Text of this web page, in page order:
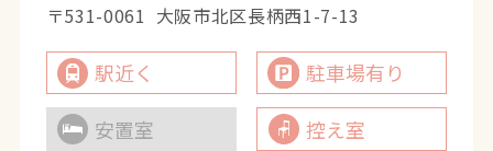
〒531-0061 大阪市北区長柄西1-7-13
駅近く
駐車場有り
安置室
控え室